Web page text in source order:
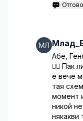
Абе,
🤦‍♂️ Пак
е вече
тая
момент
никой